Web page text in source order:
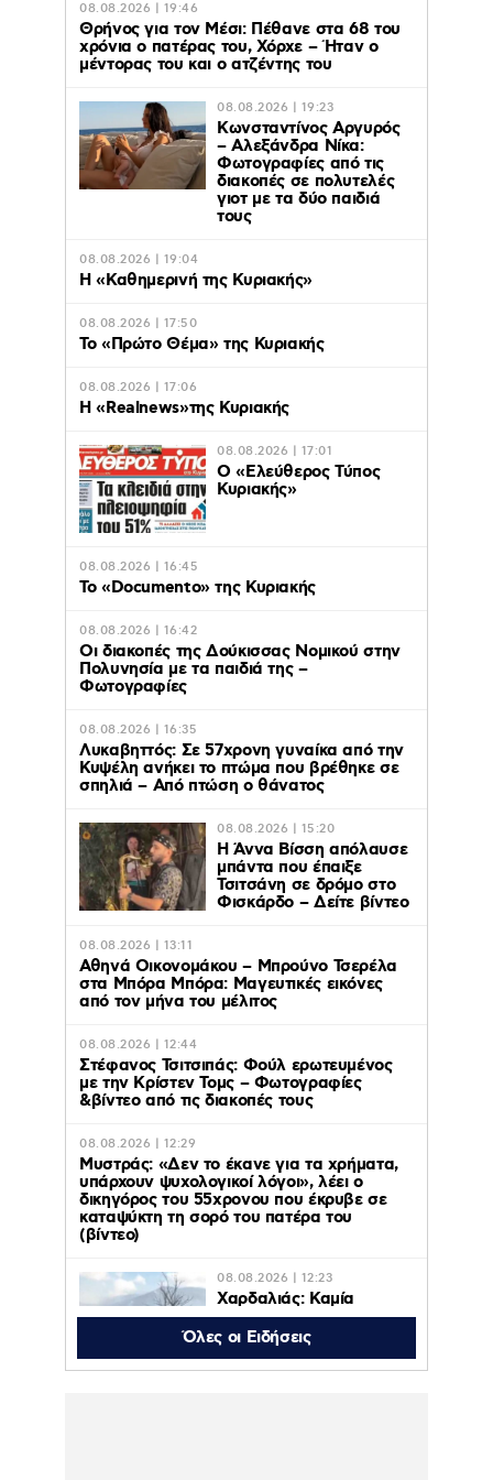
08.08.2026 | 19:46
Θρήνος για τον Μέσι: Πέθανε στα 68 του
χρόνια ο πατέρας του, Χόρχε – Ήταν ο
μέντορας του και ο ατζέντης του
08.08.2026 | 19:23
Κωνσταντίνος Αργυρός
– Αλεξάνδρα Νίκα:
Φωτογραφίες από τις
διακοπές σε πολυτελές
γιοτ με τα δύο παιδιά
τους
08.08.2026 | 19:04
H «Καθημερινή της Κυριακής»
08.08.2026 | 17:50
Το «Πρώτο Θέμα» της Κυριακής
08.08.2026 | 17:06
Η «Realnews»της Κυριακής
08.08.2026 | 17:01
Ο «Eλεύθερος Τύπος
Κυριακής»
08.08.2026 | 16:45
Το «Documento» της Κυριακής
08.08.2026 | 16:42
Οι διακοπές της Δούκισσας Νομικού στην
Πολυνησία με τα παιδιά της –
Φωτογραφίες
08.08.2026 | 16:35
Λυκαβηττός: Σε 57χρονη γυναίκα από την
Κυψέλη ανήκει το πτώμα που βρέθηκε σε
σπηλιά – Από πτώση ο θάνατος
08.08.2026 | 15:20
Η Άννα Βίσση απόλαυσε
μπάντα που έπαιξε
Τσιτσάνη σε δρόμο στο
Φισκάρδο – Δείτε βίντεο
08.08.2026 | 13:11
Αθηνά Οικονομάκου – Μπρούνο Τσερέλα
στα Μπόρα Μπόρα: Mαγευτικές εικόνες
από τον μήνα του μέλιτος
08.08.2026 | 12:44
Στέφανος Τσιτσιπάς: Φούλ ερωτευμένος
με την Κρίστεν Τομς – Φωτογραφίες
&βίντεο από τις διακοπές τους
08.08.2026 | 12:29
Μυστράς: «Δεν το έκανε για τα χρήματα,
υπάρχουν ψυχολογικοί λόγοι», λέει ο
δικηγόρος του 55χρονου που έκρυβε σε
καταψύκτη τη σορό του πατέρα του
(βίντεο)
08.08.2026 | 12:23
Χαρδαλιάς: Καμία
ανεμογεννήτρια σε
καμένες και
αναδασωτέες περιοχές
της Αττικής
Όλες οι Ειδήσεις